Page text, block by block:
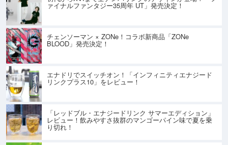
ァイナルファンタジー35周年 UT」発売決定！
チェンソーマン × ZONe！コラボ新商品「ZONe
BLOOD」発売決定！
エナドリでスイッチオン！「インフィニティエナジード
リンクプラス10」をレビュー！
「レッドブル・エナジードリンク サマーエディション」
レビュー！飲みやすさ抜群のマンゴーパイン味で夏を乗
り切れ！